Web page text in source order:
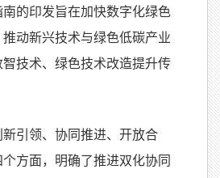
的印发旨在加快数字化绿色
动新兴技术与绿色低碳产业
技术、绿色技术改造提升传
引领、协同推进、开放合
方面，明确了推进双化协同